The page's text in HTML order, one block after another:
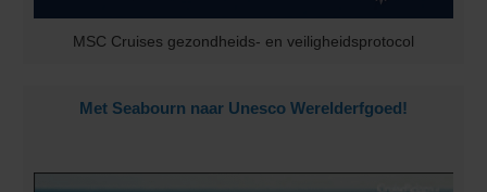
MSC Cruises gezondheids- en veiligheidsprotocol
Met Seabourn naar Unesco Werelderfgoed!